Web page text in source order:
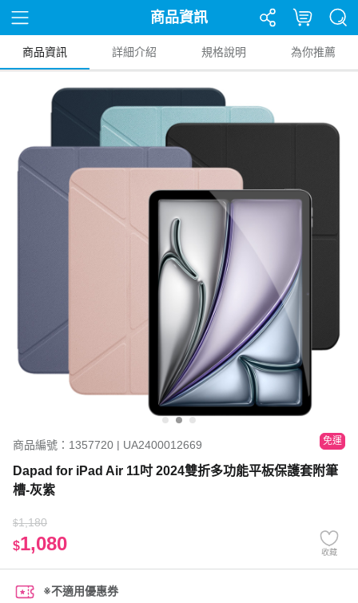
商品資訊
商品資訊 詳細介紹 規格說明 為你推薦
商品編號：1357720 | UA2400012669 免運
Dapad for iPad Air 11吋 2024雙折多功能平板保護套附筆
槽-灰紫
$1,180
$1,080 收藏
※不適用優惠券